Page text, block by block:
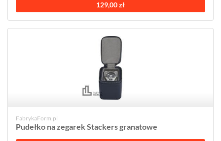
129,00 zł
FabrykaForm.pl
Pudełko na zegarek Stackers granatowe